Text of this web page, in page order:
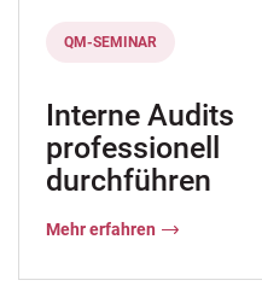
QM-SEMINAR
Interne Audits
professionell
durchführen
Mehr erfahren